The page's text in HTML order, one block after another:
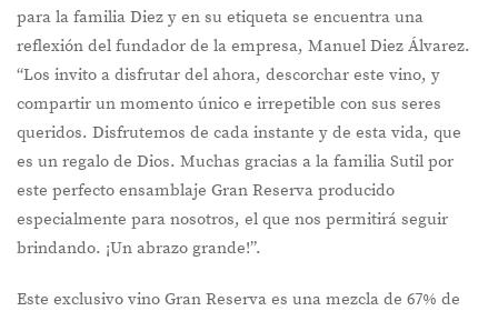
para la familia Diez y en su etiqueta se encuentra una
reflexión del fundador de la empresa, Manuel Diez Álvarez.
“Los invito a disfrutar del ahora, descorchar este vino, y
compartir un momento único e irrepetible con sus seres
queridos. Disfrutemos de cada instante y de esta vida, que
es un regalo de Dios. Muchas gracias a la familia Sutil por
este perfecto ensamblaje Gran Reserva producido
especialmente para nosotros, el que nos permitirá seguir
brindando. ¡Un abrazo grande!”.
Este exclusivo vino Gran Reserva es una mezcla de 67% de